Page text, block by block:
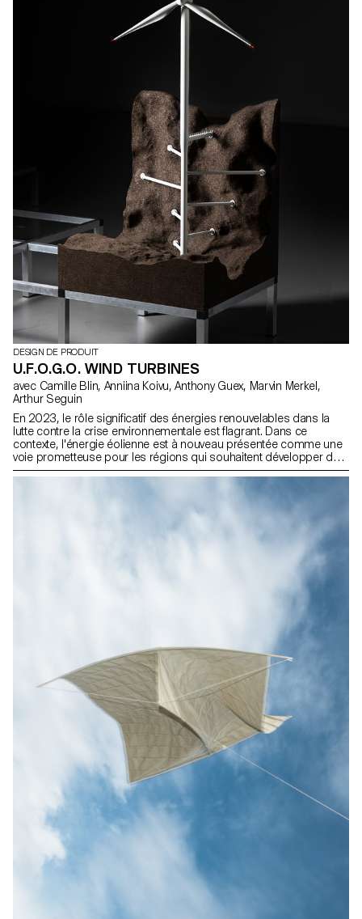
DESIGN DE PRODUIT
U.F.O.G.O. WIND TURBINES
avec Camille Blin, Anniina Koivu, Anthony Guex, Marvin Merkel,
Arthur Seguin
En 2023, le rôle significatif des énergies renouvelables dans la
lutte contre la crise environnementale est flagrant. Dans ce
contexte, l'énergie éolienne est à nouveau présentée comme une
voie prometteuse pour les régions qui souhaitent développer des
sources d’énergie alternatives. Toutefois, les préoccupations
constituent un obstacle important à leur déploiement. Du point de
vue du design, ce facteur esthétique n'est pas un obstacle. Il
la manière dont nous façonnons ces technologies et les
par 16 étudiant·e·s du Master en Design de Produit de l'ECAL, a
pour but d'explorer différentes manières dont les éoliennes
de vue esthétique. Pour mener à bien ce projet, une étude de cas
était nécessaire. L'île de Fogo (Terre-Neuve, Canada), décrite
localement comme "ce rocher battu par la mer du Nord ", a été
choisie en raison de sa beauté naturelle, de l'abondance du vent
et de sa communauté soudée d'environ 2 500 habitant·e·s. Le
climat et la géographie de l'île la rendent idéale pour l’implantation
d'éoliennes. En outre, l'île de Fogo abrite Shorefast, une
organisation à but non lucratif qui se consacre à la mise en place
d'une économie durable et renouvelable sur l'île. En octobre
2022, les étudiant·e·s et les professeur·e·s de l'ECAL ont visité
l'île de Fogo et s'y sont immergés. Le projet a abouti à huit
designs d'éoliennes à la fois imaginatifs et pragmatiques,
soigneusement éclairés par diverses approches. U.F.O.G.O. est
un projet de développement durable ancré dans la réalité, sans
être prisonnier de ce qui existe déjà. Partenaires de collaboration :
Shorefast HEIG-VD/School of Management and Engineering Vaud
(Marc Pellerin, Philippe Morey et Marco Viviani) Partenaire média :
Disegno Financement : Programme de l'Université d'été de la
Direction générale de l'enseignement supérieur (DGES) Etat de
Vaud HES-SO Recherche Transdisciplinaire en Durabilite (sous le
titre de projet 'INTEGRATED WIND TURBINES')